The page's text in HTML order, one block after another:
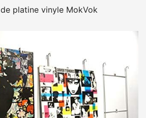
platine vinyle MokVok